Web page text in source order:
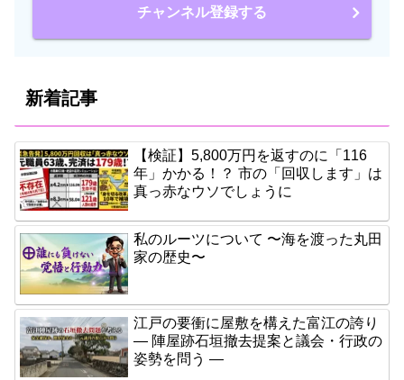
チャンネル登録する
新着記事
【検証】5,800万円を返すのに「116
年」かかる！？ 市の「回収します」は
真っ赤なウソでしょうに
私のルーツについて 〜海を渡った丸田
家の歴史〜
江戸の要衝に屋敷を構えた富江の誇り
― 陣屋跡石垣撤去提案と議会・行政の
姿勢を問う ―